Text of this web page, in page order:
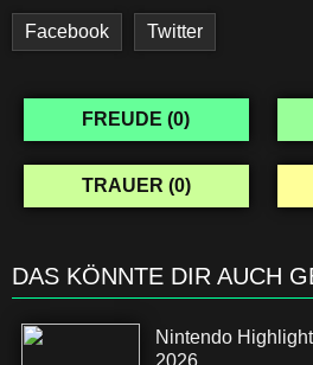
Facebook Twitter
FREUDE (0)
TRAUER (0)
DAS KÖNNTE DIR AUCH
Nintendo
2026